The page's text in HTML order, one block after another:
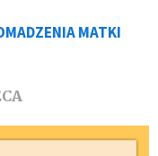
MATKI